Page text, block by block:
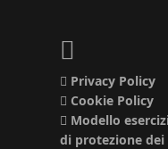
Privacy Policy
Cookie Policy
Modello
di protezione